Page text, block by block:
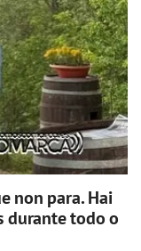
non para. Hai
durante todo o